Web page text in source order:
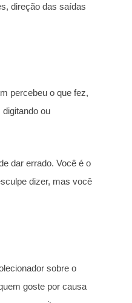
direção das saídas
percebeu o que fez,
ou
dar errado. Você é o
dizer, mas você
sobre o
goste por causa